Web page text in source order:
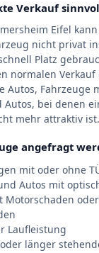
Verkauf
Eifel
nicht privat
Platz
normalen Verkauf
Autos, Fahrzeuge
Autos, bei denen
mehr attraktiv ist.
angefragt
mit oder ohne
Autos mit
Motorschaden oder
Laufleistung
länger